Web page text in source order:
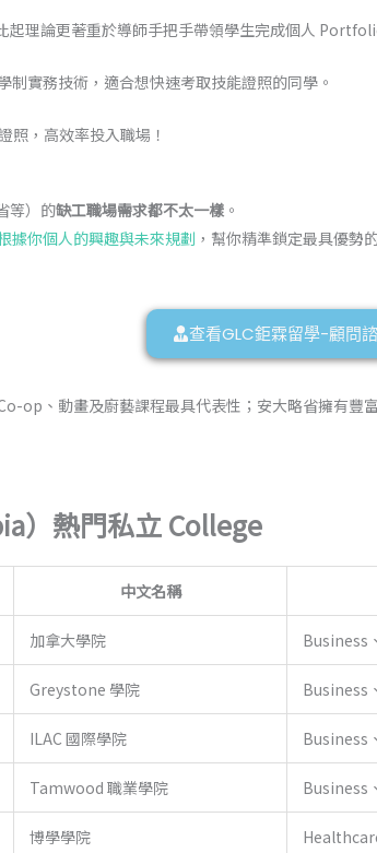
起理論更著重於導師手把手帶領學生完成個人
實務技術，適合想快速考取技能證照的同學。
照，高效率投入職場！
等）的缺工職場需求都不太一樣 。
據你個人的興趣與未來規劃 ，幫你精準鎖定最具優勢
查看GLC鉅霖留學-顧問
op、動畫及廚藝課程最具代表性；安大略省擁有豐
）熱門私立 College
中文名稱
加拿大學院 Business
Greystone 學院 Business
ILAC 國際學院 Business
Tamwood 職業學院 Business
博學學院